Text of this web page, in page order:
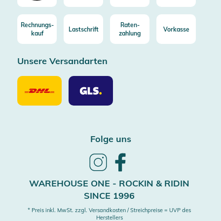
Rechnungs-
kauf
Lastschrift
Raten-
zahlung
Vorkasse
Unsere Versandarten
Unsere
Versandarten
DHL
Unsere
Versandarten
GLS
Folge uns
Follow
InstagramFacebook
WAREHOUSE ONE - ROCKIN & RIDIN
SINCE 1996
* Preis inkl. MwSt. zzgl. Versandkosten / Streichpreise = UVP des
Herstellers